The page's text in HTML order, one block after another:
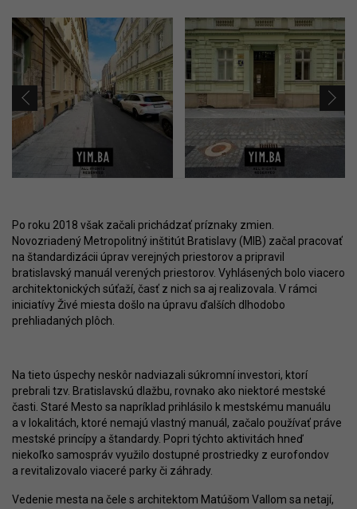
Po roku 2018 však začali prichádzať príznaky zmien.
Novozriadený Metropolitný inštitút Bratislavy (MIB) začal pracovať
na štandardizácii úprav verejných priestorov a pripravil
bratislavský manuál verených priestorov. Vyhlásených bolo viacero
architektonických súťaží, časť z nich sa aj realizovala. V rámci
iniciatívy Živé miesta došlo na úpravu ďalších dlhodobo
prehliadaných plôch.
Na tieto úspechy neskôr nadviazali súkromní investori, ktorí
prebrali tzv. Bratislavskú dlažbu, rovnako ako niektoré mestské
časti. Staré Mesto sa napríklad prihlásilo k mestskému manuálu
a v lokalitách, ktoré nemajú vlastný manuál, začalo používať práve
mestské princípy a štandardy. Popri týchto aktivitách hneď
niekoľko samospráv využilo dostupné prostriedky z eurofondov
a revitalizovalo viaceré parky či záhrady.
Vedenie mesta na čele s architektom Matúšom Vallom sa netají,